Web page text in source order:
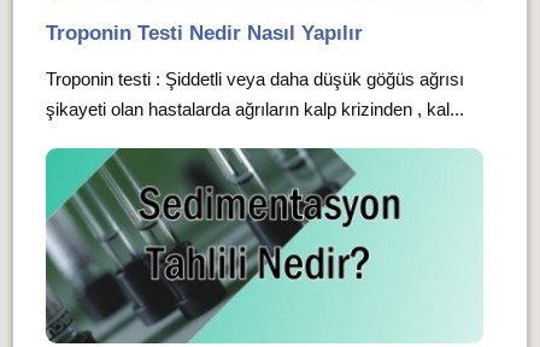
Troponin Testi Nedir Nasıl Yapılır
Troponin testi : Şiddetli veya daha düşük göğüs ağrısı
şikayeti olan hastalarda ağrıların kalp krizinden , kal...